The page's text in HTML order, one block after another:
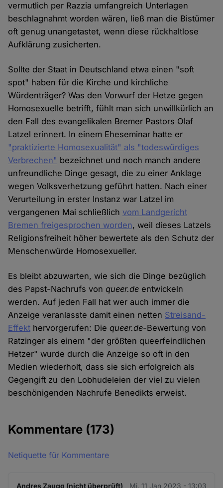
vermutlich per Razzia umfangreich Unterlagen
beschlagnahmt worden wären, ließ man die Bistümer
oft genug unangetastet, wenn diese rückhaltlose
Aufklärung zusicherten.
Sollte der Staat in Deutschland etwa einen "soft
spot" haben für die Kirche und kirchliche
Würdenträger? Was den Vorwurf der Hetze gegen
Homosexuelle betrifft, fühlt man sich unwillkürlich an
den Fall des evangelikalen Bremer Pastors Olaf
Latzel erinnert. In einem Eheseminar hatte er
"praktizierte Homosexualität" als "todeswürdiges
Verbrechen" bezeichnet und noch manch andere
unfreundliche Dinge gesagt, die zu einer Anklage
wegen Volksverhetzung geführt hatten. Nach einer
Verurteilung in erster Instanz war Latzel im
vergangenen Mai schließlichvom Landgericht
Bremen freigesprochen worden, weil dieses Latzels
Religionsfreiheit höher bewertete als den Schutz der
Menschenwürde Homosexueller.
Es bleibt abzuwarten, wie sich die Dinge bezüglich
des Papst-Nachrufs vonqueer.de entwickeln
werden. Auf jeden Fall hat wer auch immer die
Anzeige veranlasste damit einen netten Streisand-
Effekt hervorgerufen: Diequeer.de-Bewertung von
Ratzinger als einem "der größten queerfeindlichen
Hetzer" wurde durch die Anzeige so oft in den
Medien wiederholt, dass sie sich erfolgreich als
Gegengift zu den Lobhudeleien der viel zu vielen
beschönigenden Nachrufe Benedikts erweist.
Kommentare (173)
Netiquette für Kommentare
Andres Zaugg (nicht überprüft) Mi. 11 Jan 2023 - 13:03